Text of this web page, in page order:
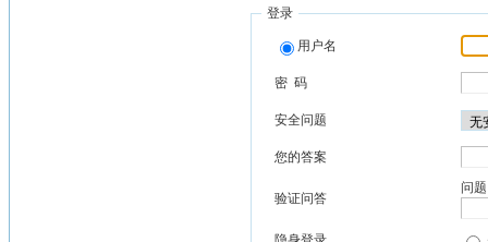
登录
用户名
密 码
安全问题
您的答案
验证问答
问